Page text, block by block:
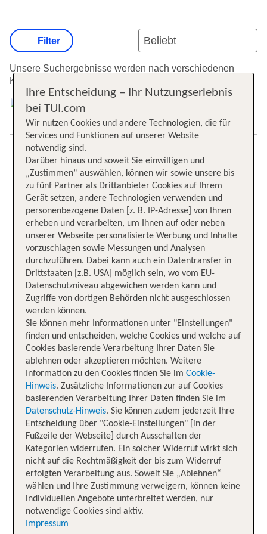
Unsere Suchergebnisse werden nach verschiedenen
Kriterien sortiert.
Filter
Ihre Entscheidung – Ihr Nutzungserlebnis
bei TUI.com
Wir nutzen Cookies und andere Technologien, die für
Services und Funktionen auf unserer Website
notwendig sind.
Darüber hinaus und soweit Sie einwilligen und
„Zustimmen“ auswählen, können wir sowie unsere bis
zu fünf Partner als Drittanbieter Cookies auf Ihrem
Gerät setzen, andere Technologien verwenden und
personenbezogene Daten [z. B. IP-Adresse] von Ihnen
erheben und verarbeiten, um Ihnen auf oder neben
unserer Webseite personalisierte Werbung und Inhalte
vorzuschlagen sowie Messungen und Analysen
durchzuführen. Dabei kann auch ein Datentransfer in
Drittstaaten [z.B. USA] möglich sein, wo vom EU-
Datenschutzniveau abgewichen werden kann und
Zugriffe von dortigen Behörden nicht ausgeschlossen
werden können.
Sie können mehr Informationen unter "Einstellungen"
finden und entscheiden, welche Cookies und welche auf
Cookies basierende Verarbeitung Ihrer Daten Sie
ablehnen oder akzeptieren möchten. Weitere
Information zu den Cookies finden Sie im Cookie-
Hinweis. Zusätzliche Informationen zur auf Cookies
basierenden Verarbeitung Ihrer Daten finden Sie im
Datenschutz-Hinweis. Sie können zudem jederzeit Ihre
Entscheidung über "Cookie-Einstellungen" [in der
Fußzeile der Webseite] durch Ausschalten der
Kategorien widerrufen. Ein solcher Widerruf wirkt sich
nicht auf die Rechtmäßigkeit der bis zum Widerruf
erfolgten Verarbeitung aus. Soweit Sie „Ablehnen“
wählen und Ihre Zustimmung verweigern, können keine
individuellen Angebote unterbreitet werden, nur
notwendige Cookies sind aktiv.
Impressum